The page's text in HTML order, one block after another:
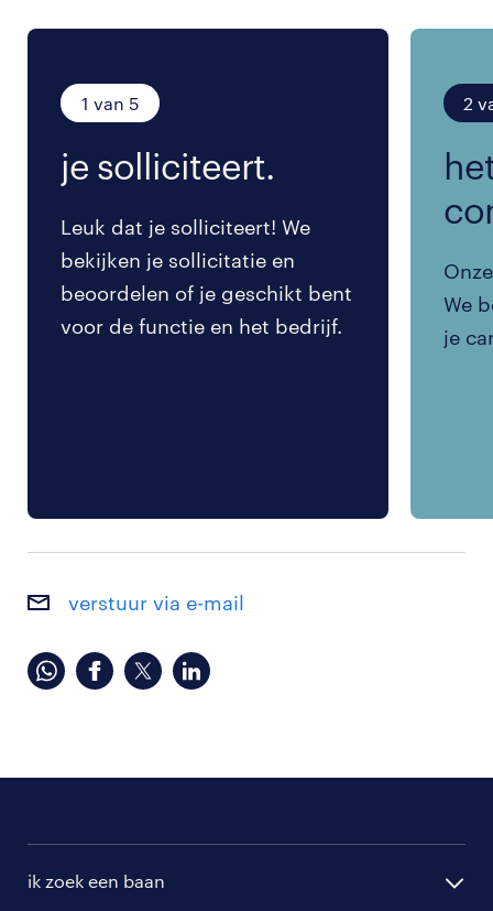
1 van 5
je solliciteert.
Leuk dat je solliciteert! We
bekijken je sollicitatie en
beoordelen of je geschikt bent
voor de functie en het bedrijf.
2
We
je
verstuur via e-mail
ik zoek een baan